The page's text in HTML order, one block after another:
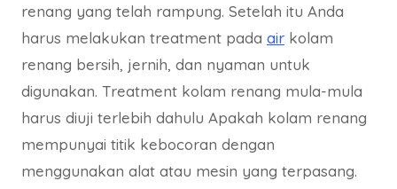
renang yang telah rampung. Setelah itu Anda
harus melakukan treatment pada air kolam
renang bersih, jernih, dan nyaman untuk
digunakan. Treatment kolam renang mula-mula
harus diuji terlebih dahulu Apakah kolam renang
mempunyai titik kebocoran dengan
menggunakan alat atau mesin yang terpasang.